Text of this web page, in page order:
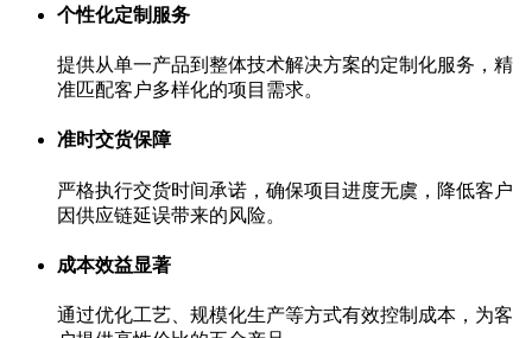
个性化定制服务
提供从单一产品到整体技术解决方案的定制化服务，精
准匹配客户多样化的项目需求。
准时交货保障
严格执行交货时间承诺，确保项目进度无虞，降低客户
因供应链延误带来的风险。
成本效益显著
通过优化工艺、规模化生产等方式有效控制成本，为客